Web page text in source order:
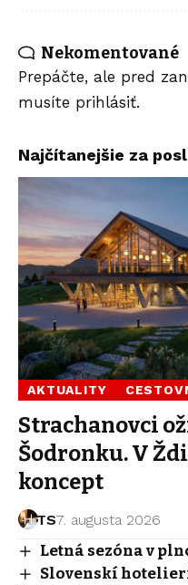
Nekomentované
Prepáčte, ale pred
musíte prihlásiť.
Najčítanejšie za
AKTUALITY
Strachanovci
Šodronku. V
koncept
TS7. augusta 2026
Letná sezóna v
Slovenskí